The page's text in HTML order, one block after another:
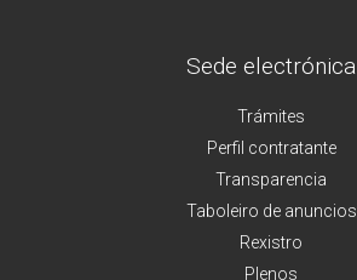
Sede electrónica
Trámites
Perfil contratante
Transparencia
Taboleiro de anuncios
Rexistro
Plenos